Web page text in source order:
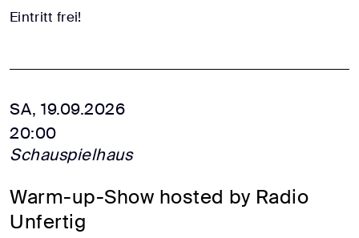
Eintritt frei!
SA, 19.09.2026
20:00
Schauspielhaus
Warm-up-Show hosted by Radio
Unfertig